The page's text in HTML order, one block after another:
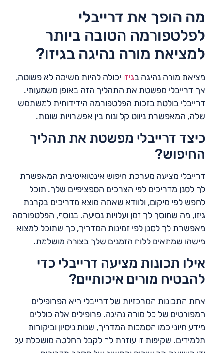
מה הופך את דרייבלי
לפלטפורמה הטובה ביותר
למציאת מורה נהיגה בגיזו?
מציאת מורה נהיגה בגיזו יכולה להיות משימה לא פשוטה,
אך דרייבלי מפשטת את התהליך הזה באופן משמעותי.
דרייבלי בולטת בזכות הפלטפורמה הידידותית למשתמש
שלה, המאפשרת ניווט קל ונוח בין אפשרויות שונות.
כיצד דרייבלי מפשטת את תהליך
החיפוש?
דרייבלי מציעה מערכת חיפוש אינטואיטיבית המאפשרת
לך לסנן מדריכים לפי הצרכים הספציפיים שלך. תוכל
לחפש לפי מיקום, ולוודא שאתה מוצא מדריכים בקרבת
גיזו, מה שחוסך לך זמן ועלויות נסיעה. בנוסף, הפלטפורמה
מאפשרת לך לסנן לפי זמינות המדריך, כך שתוכל למצוא
מישהו שמתאים ללוח הזמנים שלך בצורה מושלמת.
אילו תכונות מציעה דרייבלי כדי
להבטיח מורים איכותיים?
אחת התכונות המרכזיות של דרייבלי היא הפרופילים
המפורטים של כל מורה נהיגה. פרופילים אלה כוללים
מידע חיוני כמו הסמכות המדריך, שנות ניסיון וביקורות
תלמידים. שקיפות זו עוזרת לך לקבל החלטה מושכלת על